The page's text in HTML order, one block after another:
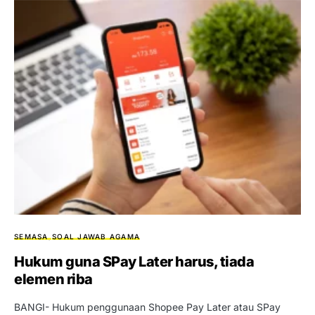
SEMASA SOAL JAWAB AGAMA
Hukum guna SPay Later harus, tiada
elemen riba
BANGI- Hukum penggunaan Shopee Pay Later atau SPay